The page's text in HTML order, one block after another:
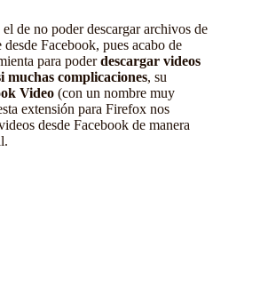
el de no poder descargar archivos de
Facebook, pues acabo de
para poderdescargar videos
muchas complicaciones, su
Video (con un nombre muy
extensión para Firefox nos
desde Facebook de manera